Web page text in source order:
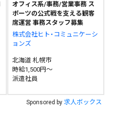
オフィス系/事務/営業事務 ス
ポーツの公式戦を支える観客
席運営 事務スタッフ募集
株式会社ヒト・コミュニケーシ
ョンズ
北海道 札幌市
時給1,500円～
派遣社員
Sponsored by 求人ボックス